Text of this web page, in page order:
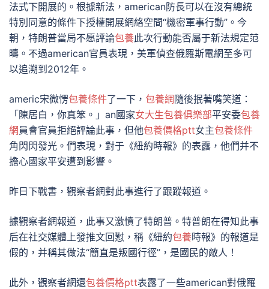
法式下開展的。根據新法，american防長可以在沒有總統
特別同意的條件下授權開展網絡空間“機密軍事行動”。今
朝，特朗普當局不愿評論包養此次行動能否屬于新法規定范
疇。不過american官員表現，美軍偵查俄羅斯電網至多可
以追溯到2012年。
americ宋微愣包養條件了一下， 包養網 隨後抿著嘴笑道：
「陳居白，你真笨。」an國家女大生包養俱樂部平安委包養
網 員會官員拒絕評論此事，但他包養價格ptt女主包養條件
角閃閃發光。們表現，對于《紐約時報》的表露，他們并不
擔心國家平安遭到影響。
昨日下戰書，觀察者網對此事進行了跟蹤報道。
據觀察者網報道，此事又激憤了特朗普。特普朗在得知此事
后在社交媒體上發推文回懟，稱《紐約包養時報》的報道是
假的，并稱其做法“簡直是叛國行徑”，是國民的敵人！
此外，觀察者網還包養價格ptt表露了一些american對俄羅